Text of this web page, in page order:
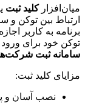
میان‌افزارکلید ثبت
برنامه به کاربر
توکن خود برای
سامانه ثبت
مزایای کلید ثبت:
نصب آسان و